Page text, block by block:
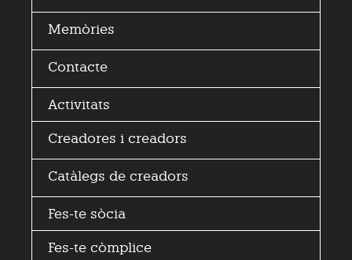
Memòries
Contacte
Activitats
Creadores i creadors
Catàlegs de creadors
Fes-te sòcia
Fes-te còmplice